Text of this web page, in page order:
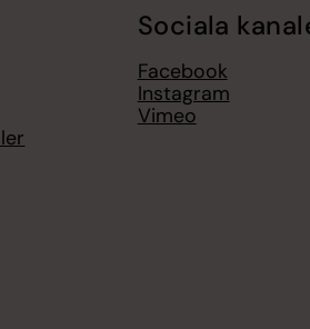
Sociala
Facebook
Instagram
Vimeo